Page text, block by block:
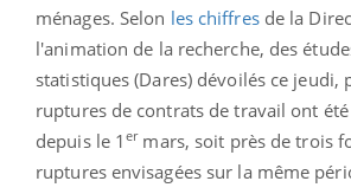
ménages. Selon les chiffresde la
l'animation de la recherche, des
statistiques (Dares) dévoilés ce jeudi,
ruptures de contrats de travail ont été
depuis le 1ermars, soit près de trois
ruptures envisagées sur la même